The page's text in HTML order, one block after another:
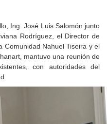
Ing. José Luis Salomón junto
Rodríguez, el Director de
Comunidad Nahuel Tiseira y el
mantuvo una reunión de
con autoridades del